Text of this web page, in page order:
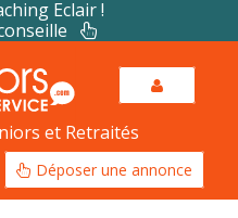
Eclair !
et Retraités
Déposer une annonce